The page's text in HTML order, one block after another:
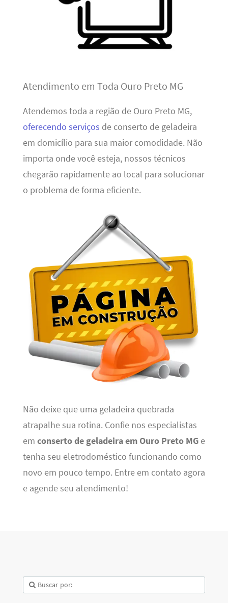
Atendimento em Toda Ouro Preto MG
Atendemos toda a região de Ouro Preto MG,
oferecendo serviços de conserto de geladeira
em domicílio para sua maior comodidade. Não
importa onde você esteja, nossos técnicos
chegarão rapidamente ao local para solucionar
o problema de forma eficiente.
Não deixe que uma geladeira quebrada
atrapalhe sua rotina. Confie nos especialistas
em conserto de geladeira em Ouro Preto MGe
tenha seu eletrodoméstico funcionando como
novo em pouco tempo. Entre em contato agora
e agende seu atendimento!